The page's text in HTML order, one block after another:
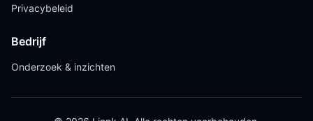
Privacybeleid
Bedrijf
Onderzoek & inzichten